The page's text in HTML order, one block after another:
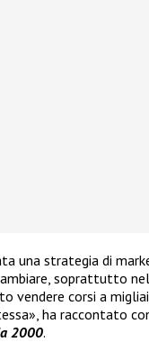
una strategia di
soprattutto
vendere corsi a
ha raccontato
2000.